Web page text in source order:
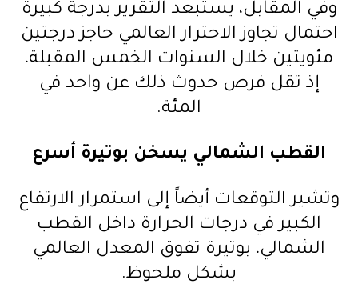
وفي المقابل، يستبعد التقرير بدرجة كبيرة
احتمال تجاوز الاحترار العالمي حاجز درجتين
مئويتين خلال السنوات الخمس المقبلة،
إذ تقل فرص حدوث ذلك عن واحد في
المئة.
القطب الشمالي يسخن بوتيرة أسرع
وتشير التوقعات أيضاً إلى استمرار الارتفاع
الكبير في درجات الحرارة داخل القطب
الشمالي، بوتيرة تفوق المعدل العالمي
بشكل ملحوظ.